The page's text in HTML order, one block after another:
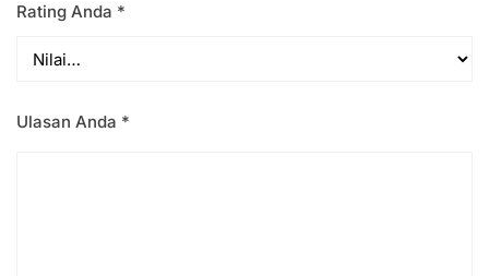
Rating Anda *
Ulasan Anda *